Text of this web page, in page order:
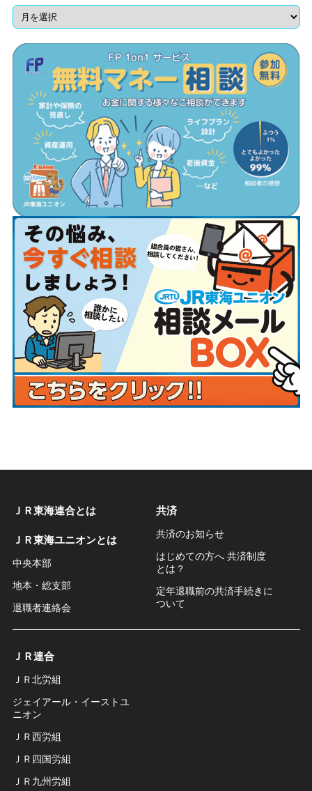
ＪＲ東海連合とは
ＪＲ東海ユニオンとは
中央本部
地本・総支部
退職者連絡会
共済
共済のお知らせ
はじめての方へ 共済制度
とは？
定年退職前の共済手続きに
ついて
ＪＲ連合
ＪＲ北労組
ジェイアール・イーストユ
ニオン
ＪＲ西労組
ＪＲ四国労組
ＪＲ九州労組